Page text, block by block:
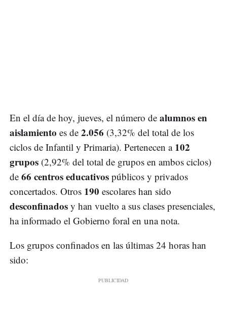
En el día de hoy, jueves, el número de alumnos en
aislamiento es de 2.056 (3,32% del total de los
ciclos de Infantil y Primaria). Pertenecen a 102
grupos (2,92% del total de grupos en ambos ciclos)
de 66 centros educativos públicos y privados
concertados. Otros 190 escolares han sido
desconfinados y han vuelto a sus clases presenciales,
ha informado el Gobierno foral en una nota.
Los grupos confinados en las últimas 24 horas han
sido: